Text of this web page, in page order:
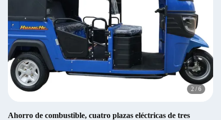
2 / 6
Ahorro de combustible, cuatro plazas eléctricas de tres